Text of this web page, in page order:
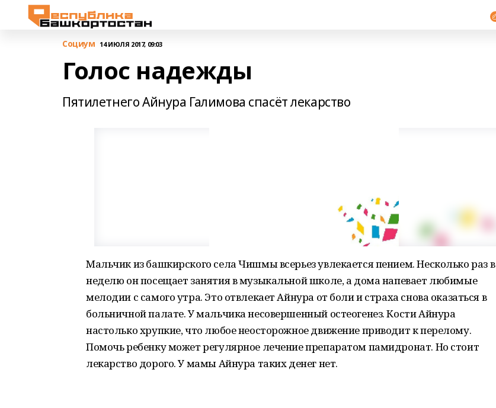
Cоциум 14 ИЮЛЯ 2017, 09:03
Голос надежды
Пятилетнего Айнура Галимова спасёт лекарство
Мальчик из башкирского села Чишмы всерьез увлекается пением. Несколько раз в
неделю он посещает занятия в музыкальной школе, а дома напевает любимые
мелодии с самого утра. Это отвлекает Айнура от боли и страха снова оказаться в
больничной палате. У мальчика несовершенный остеогенез. Кости Айнура
настолько хрупкие, что любое неосторожное движение приводит к перелому.
Помочь ребенку может регулярное лечение препаратом памидронат. Но стоит
лекарство дорого. У мамы Айнура таких денег нет.